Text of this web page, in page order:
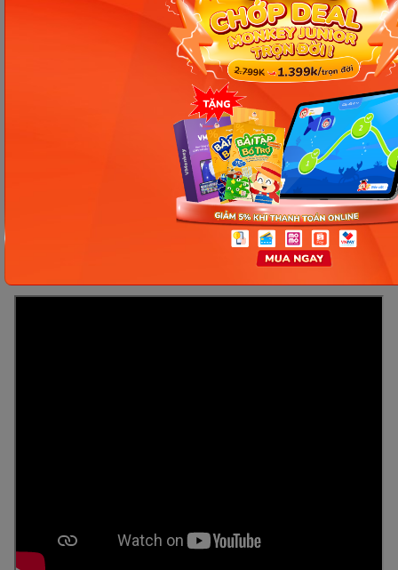
ABC Song | Learn ABC Alphabet for Children |